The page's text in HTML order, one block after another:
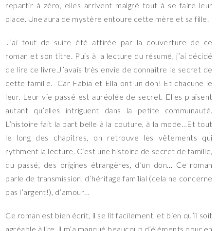
repartir à zéro, elles arrivent malgré tout à se faire leur
place. Une aura de mystère entoure cette mère et sa fille.
J’ai tout de suite été attirée par la couverture de ce
roman et son titre. Puis à la lecture du résumé, j’ai décidé
de lire ce livre.J’avais très envie de connaître le secret de
cette famille. Car Fabia et Ella ont un don! Et chacune le
leur. Leur vie passé est auréolée de secret. Elles plaisent
autant qu’elles intriguent dans la petite communauté.
L’histoire fait la part belle à la couture, à la mode…Et tout
le long des chapitres, on retrouve les vêtements qui
rythment la lecture. C’est une histoire de secret de famille,
du passé, des origines étrangères, d’un don… Ce roman
parle de transmission, d’héritage familial (cela ne concerne
pas l’argent!), d’amour…
Ce roman est bien écrit, il se lit facilement, et bien qu’il soit
agréable à lire, il m’a manqué beaucoup d’éléments pour en